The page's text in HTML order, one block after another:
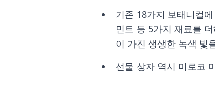
기존 18가지 보태니컬
민트 등 5가지 재료를
이 가진 생생한 녹색 빛
선물 상자 역시 미로코